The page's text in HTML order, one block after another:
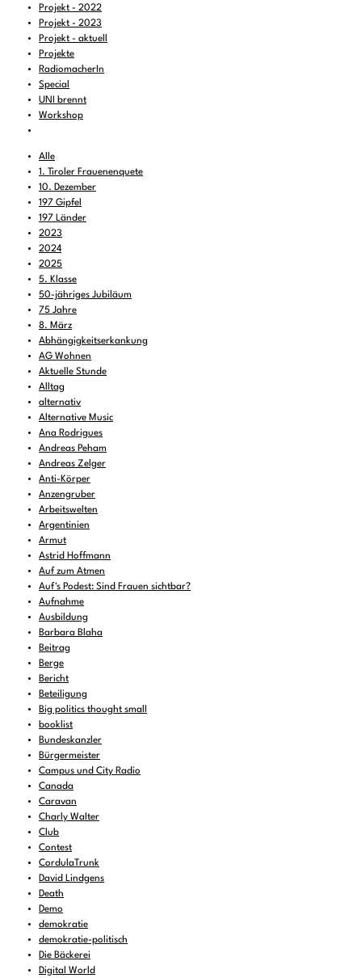
Projekt - 2022
Projekt - 2023
Projekt - aktuell
Projekte
RadiomacherIn
Special
UNI brennt
Workshop
Alle
1. Tiroler Frauenenquete
10. Dezember
197 Gipfel
197 Länder
2023
2024
2025
5. Klasse
50-jähriges Jubiläum
75 Jahre
8. März
Abhängigkeitserkankung
AG Wohnen
Aktuelle Stunde
Alltag
alternativ
Alternative Music
Ana Rodrigues
Andreas Peham
Andreas Zelger
Anti-Körper
Anzengruber
Arbeitswelten
Argentinien
Armut
Astrid Hoffmann
Auf zum Atmen
Auf's Podest: Sind Frauen sichtbar?
Aufnahme
Ausbildung
Barbara Blaha
Beitrag
Berge
Bericht
Beteiligung
Big politics thought small
booklist
Bundeskanzler
Bürgermeister
Campus und City Radio
Canada
Caravan
Charly Walter
Club
Contest
CordulaTrunk
David Lindgens
Death
Demo
demokratie
demokratie-politisch
Die Bäckerei
Digital World